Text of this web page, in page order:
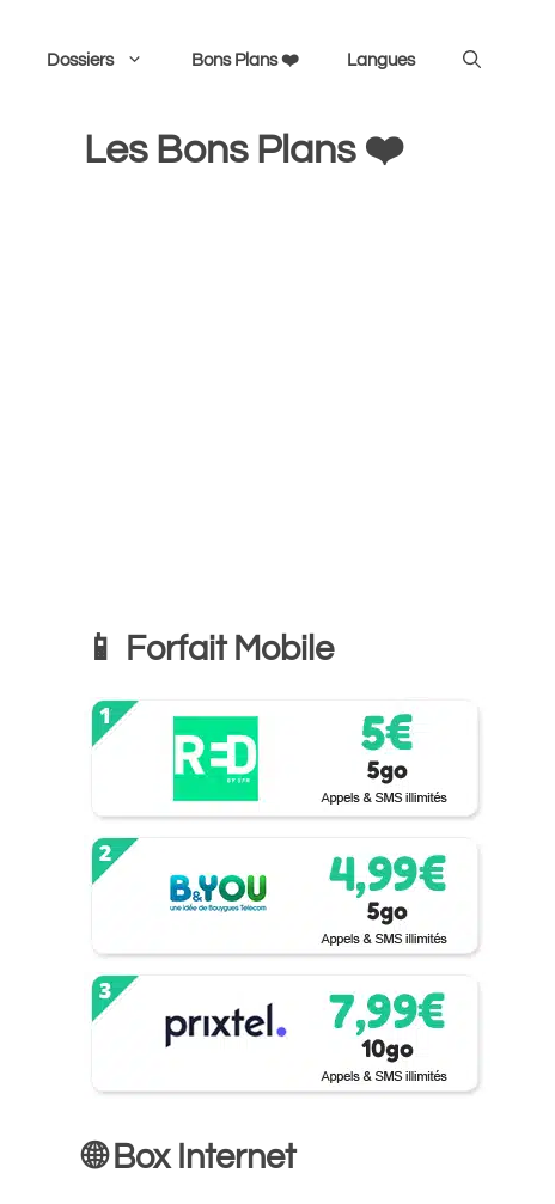
Dossiers Bons Plans ❤️ Langues
Les Bons Plans ❤️
📱 Forfait Mobile
🌐 Box Internet